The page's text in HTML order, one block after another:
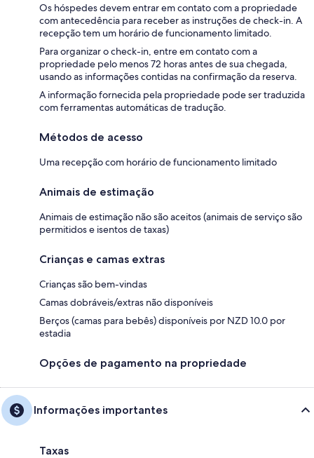
Os hóspedes devem entrar em contato com a propriedade
com antecedência para receber as instruções de check-in. A
recepção tem um horário de funcionamento limitado.
Para organizar o check-in, entre em contato com a
propriedade pelo menos 72 horas antes de sua chegada,
usando as informações contidas na confirmação da reserva.
A informação fornecida pela propriedade pode ser traduzida
com ferramentas automáticas de tradução.
Métodos de acesso
Uma recepção com horário de funcionamento limitado
Animais de estimação
Animais de estimação não são aceitos (animais de serviço são
permitidos e isentos de taxas)
Crianças e camas extras
Crianças são bem-vindas
Camas dobráveis/extras não disponíveis
Berços (camas para bebês) disponíveis por NZD 10.0 por
estadia
Opções de pagamento na propriedade
Informações importantes
Taxas